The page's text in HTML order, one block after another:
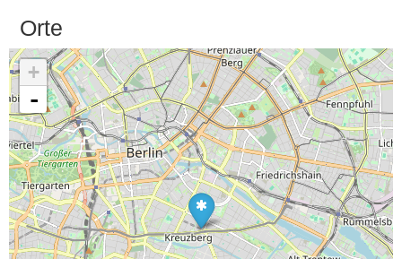
Orte
+
-